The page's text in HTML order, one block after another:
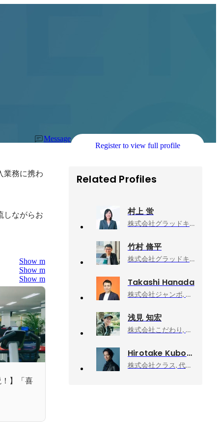
Message
Register to view full profile
業務に携わ
しながらお
Show more
Show more
Show more
！】「喜
Related Profiles
村上 蛍
株式会社グラッドキューブ, シニアマネージャー
竹村 脩平
株式会社グラッドキューブ, シニアマネージャー
Takashi Hanada
株式会社ジャンボ, 社長・エンジニア
浅見 知宏
株式会社こだわり, 大阪事業所 採用責任者
Hirotake Kubo
株式会社クラス, 代表取締役社長